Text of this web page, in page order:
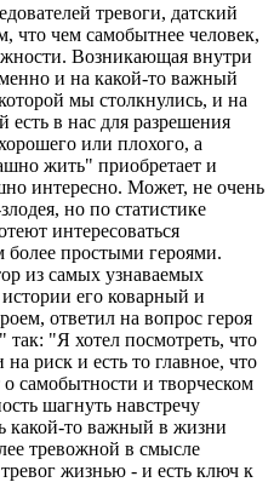
тревоги, датский
что чем самобытнее человек,
Возникающая внутри
и на какой-то важный
мы столкнулись, и на
есть в нас для разрешения
или плохого, а
жить" приобретает и
интересно. Может, не очень
но по статистике
интересоваться
простыми героями.
из самых узнаваемых
его коварный и
ответил на вопрос героя
так: "Я хотел посмотреть, что
риск и есть то главное, что
о самобытности и творческом
шагнуть навстречу
какой-то важный в жизни
тревожной в смысле
жизнью - и есть ключ к